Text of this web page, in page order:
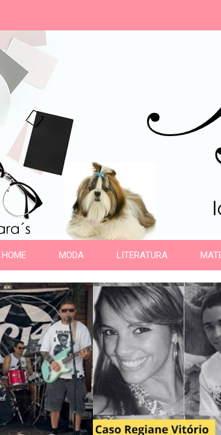
HOME MODA LITERATURA